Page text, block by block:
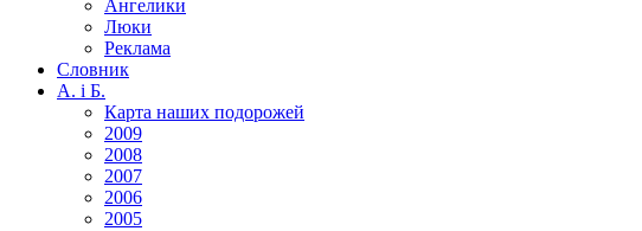
Ангелики
Люки
Реклама
Словник
А. і Б.
Карта наших подорожей
2009
2008
2007
2006
2005